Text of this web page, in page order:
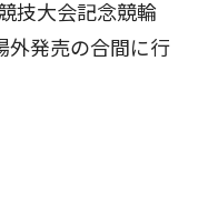
技大会記念競輪
外発売の合間に行